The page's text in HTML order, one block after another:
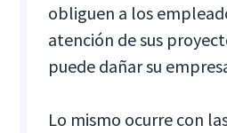
obliguen a los
atención de sus
puede dañar su
Lo mismo ocurre con